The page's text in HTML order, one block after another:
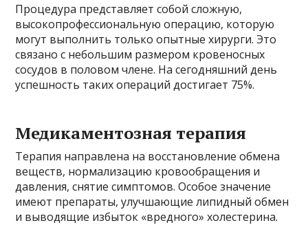
Процедура представляет собой сложную,
высокопрофессиональную операцию, которую
могут выполнить только опытные хирурги. Это
связано с небольшим размером кровеносных
сосудов в половом члене. На сегодняшний день
успешность таких операций достигает 75%.
Медикаментозная терапия
Терапия направлена ​​на восстановление обмена
веществ, нормализацию кровообращения и
давления, снятие симптомов. Особое значение
имеют препараты, улучшающие липидный обмен
и выводящие избыток «вредного» холестерина.